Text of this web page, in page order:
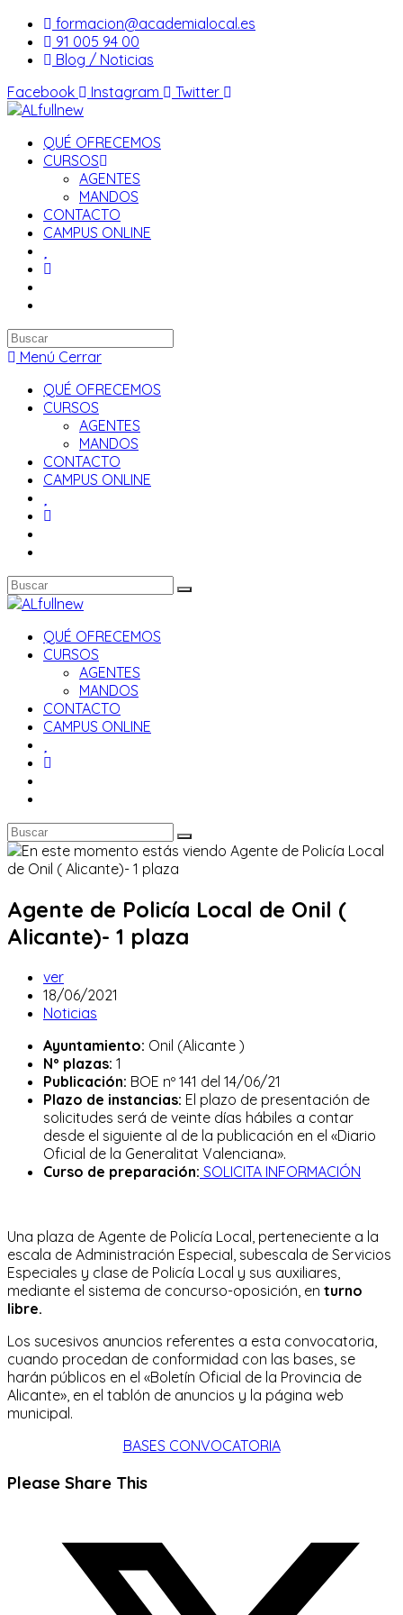
Saltar
contenido
formacion@academialocal.es
91 005 94 00
Blog / Noticias
Facebook
Instagram Twitter
QUÉ OFRECEMOS
CURSOS
AGENTES
MANDOS
CONTACTO
CAMPUS ONLINE
Buscar
en
web
Menú Cerrar
QUÉ OFRECEMOS
CURSOS
AGENTES
MANDOS
CONTACTO
CAMPUS ONLINE
QUÉ OFRECEMOS
CURSOS
AGENTES
MANDOS
CONTACTO
CAMPUS ONLINE
Agente de Policía Local de Onil (
Alicante)- 1 plaza
Autor
de
la
ver
Publicación
de
entrada:
18/06/2021
Categoría
la
entrada:
Noticias
Ayuntamiento: Onil (Alicante )
Nº plazas: 1
Publicación: BOE nº 141 del 14/06/21
Plazo de instancias: El plazo de presentación de
solicitudes será de veinte días hábiles a contar
desde el siguiente al de la publicación en el «Diario
Oficial de la Generalitat Valenciana».
Curso de preparación: SOLICITA INFORMACIÓN
Una plaza de Agente de Policía Local, perteneciente a la
escala de Administración Especial, subescala de Servicios
Especiales y clase de Policía Local y sus auxiliares,
mediante el sistema de concurso-oposición, en turno
libre.
Los sucesivos anuncios referentes a esta convocatoria,
cuando procedan de conformidad con las bases, se
harán públicos en el «Boletín Oficial de la Provincia de
Alicante», en el tablón de anuncios y la página web
municipal.
BASES CONVOCATORIA
Please Share ThisCompartir